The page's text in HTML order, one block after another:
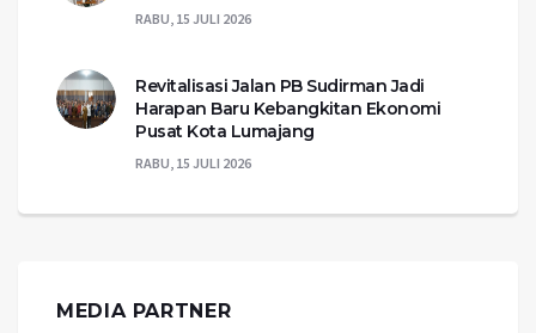
RABU, 15 JULI 2026
Revitalisasi Jalan PB Sudirman Jadi
Harapan Baru Kebangkitan Ekonomi
Pusat Kota Lumajang
RABU, 15 JULI 2026
MEDIA PARTNER